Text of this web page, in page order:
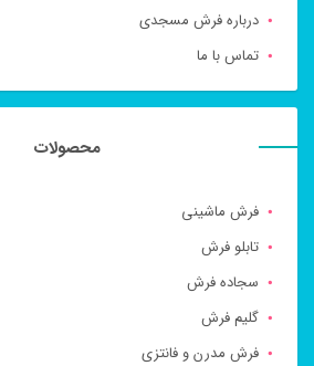
درباره فرش مسجدی
تماس با ما
محصولات
فرش ماشینی
تابلو فرش
سجاده فرش
گلیم فرش
فرش مدرن و فانتزی